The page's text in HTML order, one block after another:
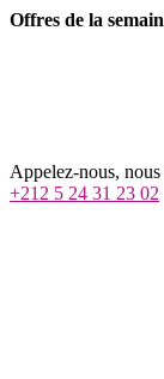
Offres de la
Appelez-nous,
+212 5 24 31 23 02